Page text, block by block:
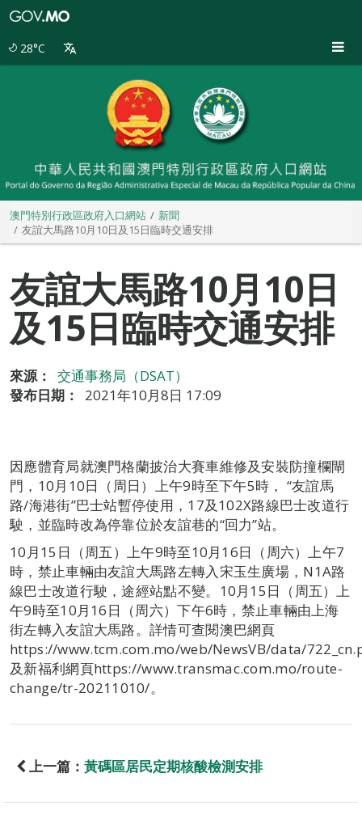
28°C
澳門特別行政區政府入口網站
新聞
友誼大馬路10月10日及15日臨時交通安排
友誼大馬路10月10日
及15日臨時交通安排
來源：
交通事務局（DSAT）
發布日期：
2021年10月8日 17:09
因應體育局就澳門格蘭披治大賽車維修及安裝防撞欄閘
門，10月10日（周日）上午9時至下午5時， “友誼馬
路/海港街”巴士站暫停使用，17及102X路線巴士改道行
駛，並臨時改為停靠位於友誼巷的“回力”站。
10月15日（周五）上午9時至10月16日（周六）上午7
時，禁止車輛由友誼大馬路左轉入宋玉生廣場，N1A路
線巴士改道行駛，途經站點不變。10月15日（周五）上
午9時至10月16日（周六）下午6時，禁止車輛由上海
街左轉入友誼大馬路。詳情可查閱澳巴網頁
https://www.tcm.com.mo/web/NewsVB/data/
及新福利網頁https://www.transmac.com.mo/route-
change/tr-20211010/。
上一篇： 黃碼區居民定期核酸檢測安排